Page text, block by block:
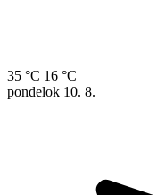
35 °C 16 °C
pondelok 10. 8.